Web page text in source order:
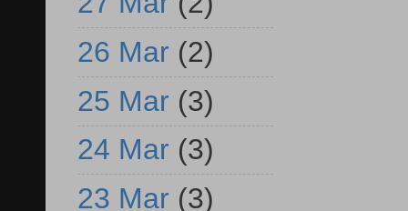
26 Mar (2)
25 Mar (3)
24 Mar (3)
23 Mar (3)